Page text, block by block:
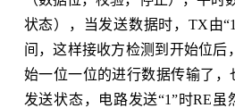
状态），当发送数据时，TX由
间，这样接收方检测到开始位后
始一位一位的进行数据传输了
发送状态，电路发送“1”时RE